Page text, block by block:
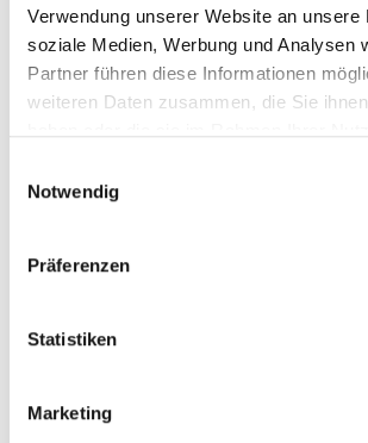
Verwendung unserer Website an unsere
soziale Medien, Werbung und Analysen
Partner führen diese Informationen
weiteren Daten zusammen, die Sie
Notwendig
Präferenzen
Statistiken
Marketing
Produktdetails